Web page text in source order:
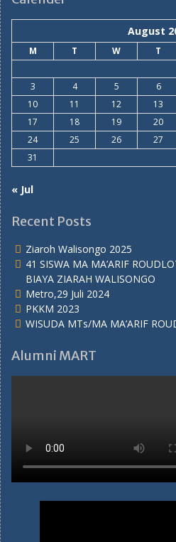
August
M T W T
3
4 5 6
10
11 12 13
17
18 19 20
24
25 26 27
31
« Jul
Recent Posts
Ziaroh Walisongo 2025
41 SISWA MA MA’ARIF
BIAYA ZIARAH WALISONGO
Metro,29 Juli 2024
PKKM 2023
WISUDA MTs/MA MA’ARIF
Alumni MART